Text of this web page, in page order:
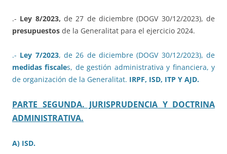
.- Ley 8/2023, de 27 de diciembre (DOGV 30/12/2023), de
presupuestos de la Generalitat para el ejercicio 2024.
.- Ley 7/2023, de 26 de diciembre (DOGV 30/12/2023), de
medidas fiscales, de gestión administrativa y financiera, y
de organización de la Generalitat. IRPF, ISD, ITP Y AJD.
PARTE SEGUNDA. JURISPRUDENCIA Y DOCTRINA
ADMINISTRATIVA.
A) ISD.